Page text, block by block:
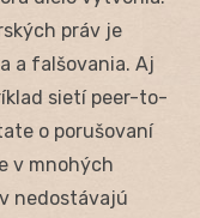
práv je
a falšovania. Aj
sietí peer-to-
o porušovaní
v mnohých
nedostávajú